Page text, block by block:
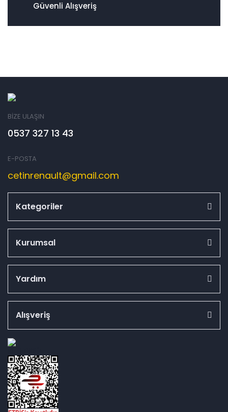
Güvenli Alışveriş
BİZE ULAŞIN
0537 327 13 43
E-POSTA
cetinrenault@gmail.com
Kategoriler
Kurumsal
Yardım
Alışveriş